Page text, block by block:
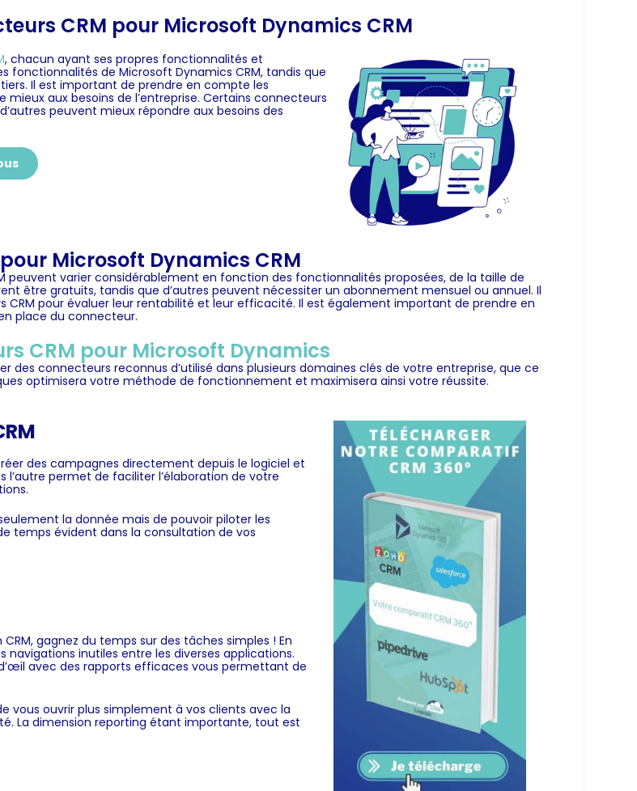
CRM pour Microsoft Dynamics CRM
, chacun ayant ses propres fonctionnalités et
de Microsoft Dynamics CRM, tandis que
Il est important de prendre en compte les
aux besoins de l’entreprise. Certains connecteurs
peuvent mieux répondre aux besoins des
Microsoft Dynamics CRM
peuvent varier considérablement en fonction des fonctionnalités proposées, de la taille de
être gratuits, tandis que d’autres peuvent nécessiter un abonnement mensuel ou annuel. Il
pour évaluer leur rentabilité et leur efficacité. Il est également important de prendre en
place du connecteur.
CRM pour Microsoft Dynamics
connecteurs reconnus d’utilisé dans plusieurs domaines clés de votre entreprise, que ce
optimisera votre méthode de fonctionnement et maximisera ainsi votre réussite.
des campagnes directement depuis le logiciel et
permet de faciliter l’élaboration de votre
la donnée mais de pouvoir piloter les
temps évident dans la consultation de vos
gagnez du temps sur des tâches simples ! En
inutiles entre les diverses applications.
avec des rapports efficaces vous permettant de
ouvrir plus simplement à vos clients avec la
La dimension reporting étant importante, tout est